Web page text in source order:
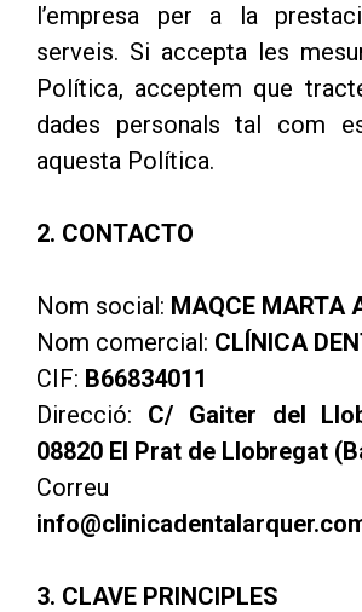
l’empresa per a la
serveis. Si accepta les
Política, acceptem que
dades personals tal com
aquesta Política.
2. CONTACTO
Nom social: MAQCE MARTA
Nom comercial: CLÍNICA
CIF: B66834011
Direcció: C/ Gaiter del
08820 El Prat de Llobregat
Correu
3. CLAVE PRINCIPLES